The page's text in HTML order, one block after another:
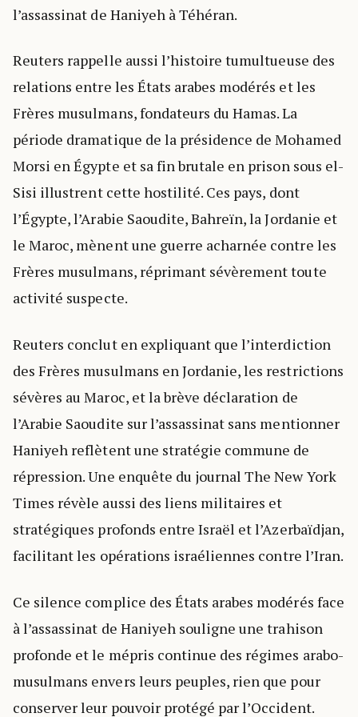
l’assassinat de Haniyeh à Téhéran.
Reuters rappelle aussi l’histoire tumultueuse des
relations entre les États arabes modérés et les
Frères musulmans, fondateurs du Hamas. La
période dramatique de la présidence de Mohamed
Morsi en Égypte et sa fin brutale en prison sous el-
Sisi illustrent cette hostilité. Ces pays, dont
l’Égypte, l’Arabie Saoudite, Bahreïn, la Jordanie et
le Maroc, mènent une guerre acharnée contre les
Frères musulmans, réprimant sévèrement toute
activité suspecte.
Reuters conclut en expliquant que l’interdiction
des Frères musulmans en Jordanie, les restrictions
sévères au Maroc, et la brève déclaration de
l’Arabie Saoudite sur l’assassinat sans mentionner
Haniyeh reflètent une stratégie commune de
répression. Une enquête du journal The New York
Times révèle aussi des liens militaires et
stratégiques profonds entre Israël et l’Azerbaïdjan,
facilitant les opérations israéliennes contre l’Iran.
Ce silence complice des États arabes modérés face
à l’assassinat de Haniyeh souligne une trahison
profonde et le mépris continue des régimes arabo-
musulmans envers leurs peuples, rien que pour
conserver leur pouvoir protégé par l’Occident.